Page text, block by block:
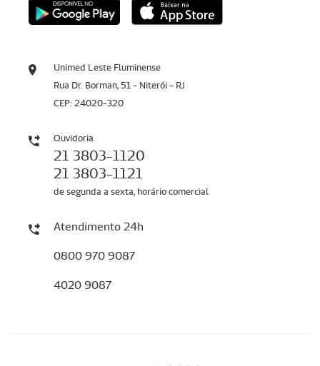
Unimed Leste Fluminense
Rua Dr. Borman, 51 - Niterói - RJ
CEP: 24020-320
Ouvidoria
21 3803-1120
21 3803-1121
de segunda a sexta, horário comercial
Atendimento 24h
0800 970 9087
4020 9087